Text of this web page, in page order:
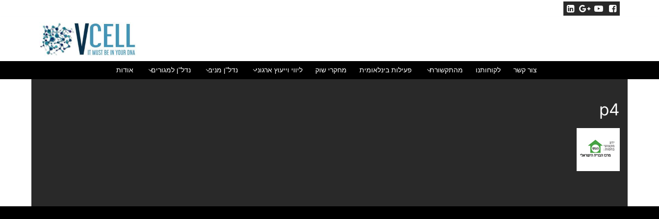
אודות נדל"ן למגורים נדל"ן מניב ליווי וייעוץ ארגוני מחקרי שוק פעילות בינלאומית מהתקשורת לקוחותנו צור קשר
p4